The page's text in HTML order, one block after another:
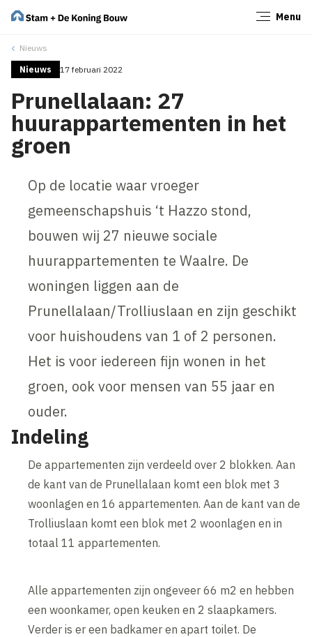
Menu
Nieuws
Nieuws 17 februari 2022
Prunellalaan: 27
huurappartementen in het
groen
Op de locatie waar vroeger
gemeenschapshuis ‘t Hazzo stond,
bouwen wij 27 nieuwe sociale
huurappartementen te Waalre. De
woningen liggen aan de
Prunellalaan/Trolliuslaan en zijn geschikt
voor huishoudens van 1 of 2 personen.
Het is voor iedereen fijn wonen in het
groen, ook voor mensen van 55 jaar en
ouder.
Indeling
De appartementen zijn verdeeld over 2 blokken. Aan
de kant van de Prunellalaan komt een blok met 3
woonlagen en 16 appartementen. Aan de kant van de
Trolliuslaan komt een blok met 2 woonlagen en in
totaal 11 appartementen.
Alle appartementen zijn ongeveer 66 m2 en hebben
een woonkamer, open keuken en 2 slaapkamers.
Verder is er een badkamer en apart toilet. De
Sluiten